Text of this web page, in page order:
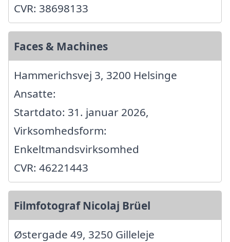
CVR: 38698133
Faces & Machines
Hammerichsvej 3, 3200 Helsinge
Ansatte:
Startdato: 31. januar 2026,
Virksomhedsform:
Enkeltmandsvirksomhed
CVR: 46221443
Filmfotograf Nicolaj Brüel
Østergade 49, 3250 Gilleleje